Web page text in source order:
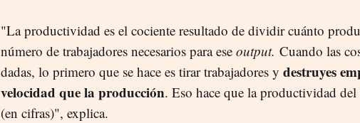
"La productividad es el cociente resultado de dividir cuánto
número de trabajadores necesarios para ese output. Cuando las
dadas, lo primero que se hace es tirar trabajadores y destruyes
velocidad que la producción. Eso hace que la productividad
(en cifras)", explica.